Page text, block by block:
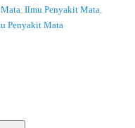
Ilmu Penyakit Mata
Penyakit Mata